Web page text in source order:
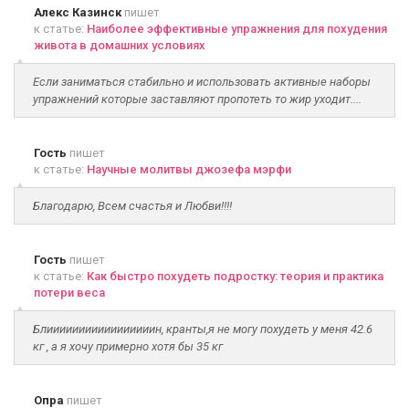
Алекс Казинскпишет
к статье: Наиболее эффективные упражнения для похудения
живота в домашних условиях
Если заниматься стабильно и использовать активные наборы
упражнений которые заставляют пропотеть то жир уходит....
Гость пишет
к статье: Научные молитвы джозефа мэрфи
Благодарю, Всем счастья и Любви!!!!
Гость пишет
к статье: Как быстро похудеть подростку: теория и практика
потери веса
Блииииииииииииииииин, кранты,я не могу похудеть у меня 42.6
кг , а я хочу примерно хотя бы 35 кг
Опра пишет